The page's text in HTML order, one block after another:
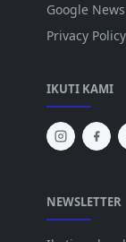
Google News
Privacy Policy
IKUTI KAMI
NEWSLETTER